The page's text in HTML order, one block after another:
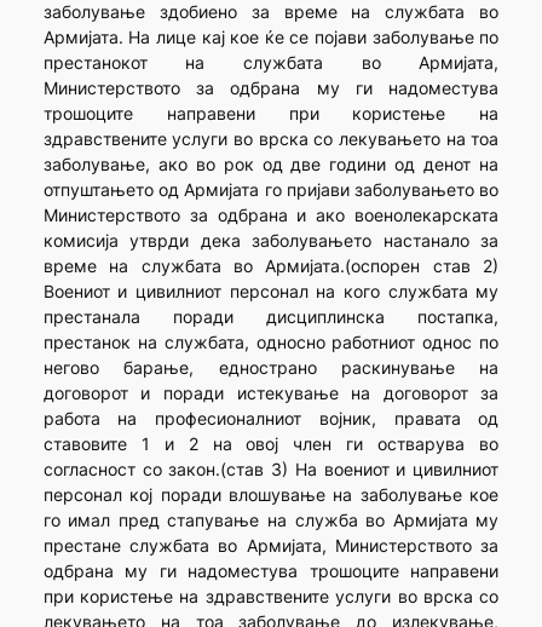
заболување здобиено за време на службата во
Армијата. На лице кај кое ќе се појави заболување по
престанокот на службата во Армијата,
Министерството за одбрана му ги надоместува
трошоците направени при користење на
здравствените услуги во врска со лекувањето на тоа
заболување, ако во рок од две години од денот на
отпуштањето од Армијата го пријави заболувањето во
Министерството за одбрана и ако военолекарската
комисија утврди дека заболувањето настанало за
време на службата во Армијата.(оспорен став 2)
Воениот и цивилниот персонал на кого службата му
престанала поради дисциплинска постапка,
престанок на службата, односно работниот однос по
негово барање, еднострано раскинување на
договорот и поради истекување на договорот за
работа на професионалниот војник, правата од
ставовите 1 и 2 на овој член ги остварува во
согласност со закон.(став 3) На воениот и цивилниот
персонал кој поради влошување на заболување кое
го имал пред стапување на служба во Армијата му
престане службата во Армијата, Министерството за
одбрана му ги надоместува трошоците направени
при користење на здравствените услуги во врска со
лекувањето на тоа заболување до излекување,